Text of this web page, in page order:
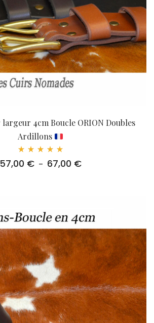
4cm Boucle ORION Doubles
Ardillons
5.00
57,00 € – 67,00 €Plage
67,00 €